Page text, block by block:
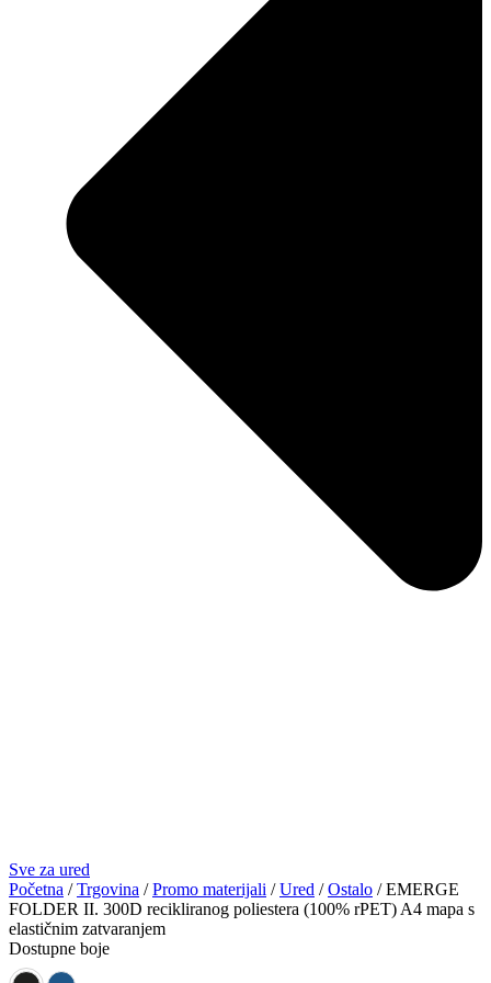
Sve za ured
Početna /Trgovina /Promo materijali /Ured /Ostalo / EMERGE
FOLDER II. 300D recikliranog poliestera (100% rPET) A4 mapa s
elastičnim zatvaranjem
Dostupne boje